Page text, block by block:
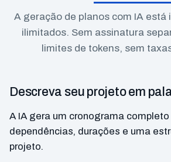
A geração de planos com IA está
ilimitados. Sem assinatura
limites de tokens, sem
Descreva seu projeto em
A IA gera um cronograma
dependências, durações e uma
projeto.